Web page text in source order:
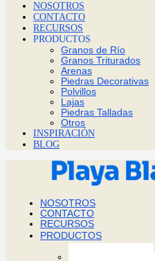
NOSOTROS
CONTACTO
RECURSOS
PRODUCTOS
Granos de Río
Granos Triturados
Arenas
Piedras Decorativas
Polvillos
Lajas
Piedras Talladas
Otros
INSPIRACIÓN
BLOG
NOSOTROS
CONTACTO
RECURSOS
PRODUCTOS